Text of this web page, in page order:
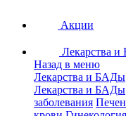
Акции
Лекарства
Назад в меню
Лекарства и БАДы
Лекарства и БАДы
заболевания